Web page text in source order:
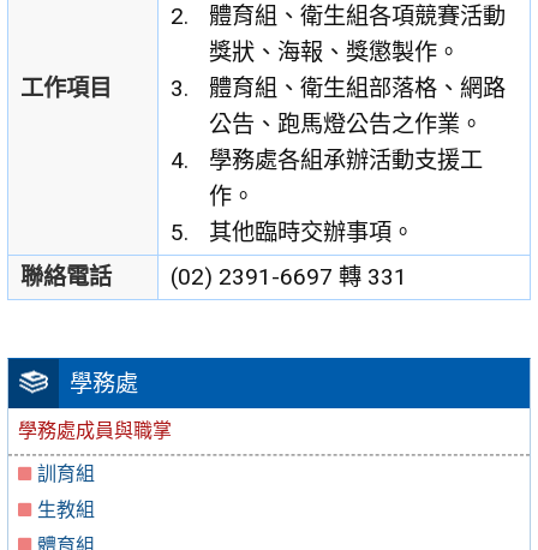
學務處
學務處成員與職掌
訓育組
生教組
體育組
工作項目
體育組、衛生組各項競賽活動
獎狀、海報、獎懲製作。
體育組、衛生組部落格、網路
公告、跑馬燈公告之作業。
學務處各組承辦活動支援工
作。
其他臨時交辦事項。
聯絡電話
(02) 2391-6697 轉 331